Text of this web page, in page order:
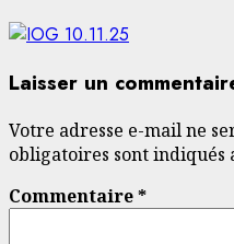
Laisser un
Votre adresse e-mail ne
obligatoires sont indiqués
Commentaire*